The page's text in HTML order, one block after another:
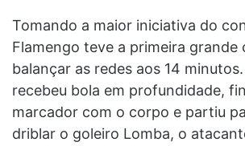
Tomando a maior iniciativa do
Flamengo teve a primeira grande
balançar as redes aos 14
recebeu bola em profundidade,
marcador com o corpo e partiu
driblar o goleiro Lomba, o